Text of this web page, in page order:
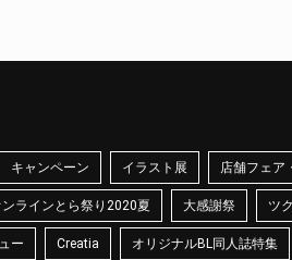
キャンペーン イラスト展 店舗フェア
ラインとら祭り2020夏 大感謝祭 ツ
ー Creatia オリジナルBL同人誌特集